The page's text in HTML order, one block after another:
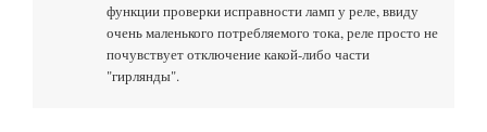
функции проверки исправности ламп у реле, ввиду
очень маленького потребляемого тока, реле просто не
почувствует отключение какой-либо части
"гирлянды".